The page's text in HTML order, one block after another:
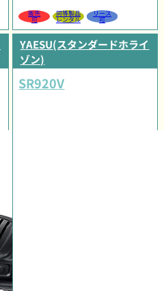
販売
可
同等製品
レンタル
リース
可
YAESU(スタンダードホライ
ゾン)
SR920V